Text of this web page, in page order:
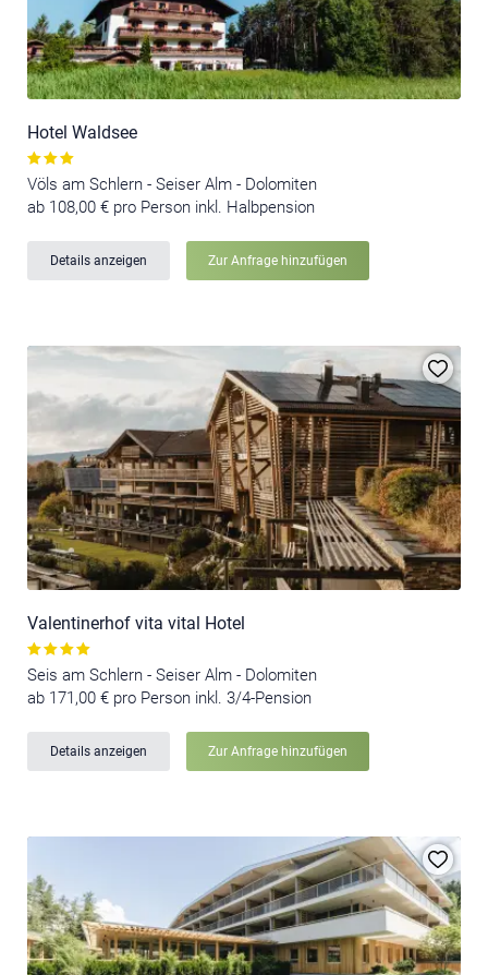
Hotel Waldsee
Völs am Schlern - Seiser Alm - Dolomiten
ab 108,00 € pro Person inkl. Halbpension
Details anzeigen Zur Anfrage hinzufügen
Valentinerhof vita vital Hotel
Seis am Schlern - Seiser Alm - Dolomiten
ab 171,00 € pro Person inkl. 3/4-Pension
Details anzeigen Zur Anfrage hinzufügen